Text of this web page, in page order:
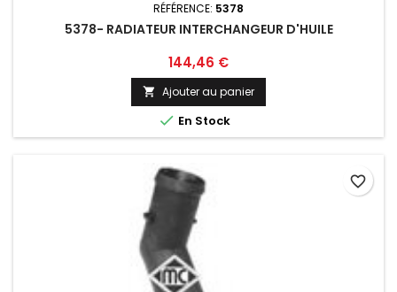
RÉFÉRENCE: 5378
5378- RADIATEUR INTERCHANGEUR D'HUILE
Prix
144,46 €
 Ajouter au panier
 En Stock
favorite_border